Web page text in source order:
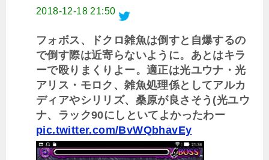
2018-12-18 21:50
フォボス、ドクロ雑魚は倒すと自爆するの
で倒す際は近寄らないように。あとはキラ
ーで殴りまくりよー。適正は光ユウナ・光
アリス・モロク、雑魚処理係としてアルカ
ディアやシリリズ、桑原が良さそう(光ユウ
ナ、ラック90にしといてよかったわー
pic.twitter.com/BvWQbhavEy